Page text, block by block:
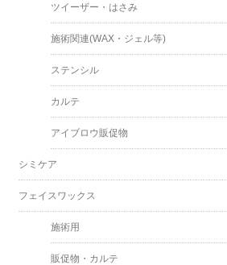
ツイーザー・はさみ
施術関連(WAX・ジェル等)
ステンシル
カルテ
アイブロウ販促物
シミケア
フェイスワックス
施術用
販促物・カルテ